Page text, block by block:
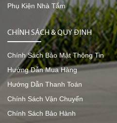
Phụ Kiện Nhà Tắm
CHÍNH SÁCH & QUY ĐỊNH
Chính Sách Bảo Mật Thông Tin
Hướng Dẫn Mua Hàng
Hướng Dẫn Thanh Toán
Chính Sách Vận Chuyển
Chính Sách Bảo Hành